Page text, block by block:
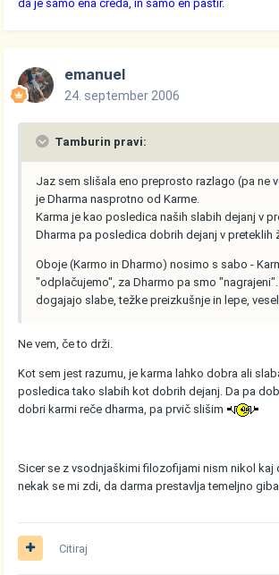
da je samo ena čreda, in samo en pastir.
emanuel
24. september 2006
Tamburin pravi:
Jaz sem slišala eno preprosto razlago (pa ne
je Dharma nasprotno od Karme.
Karma je kao posledica naših slabih dejanj v
Dharma pa posledica dobrih dejanj v preteklih
Oboje (Karmo in Dharmo) nosimo s sabo -
"odplačujemo", za Dharmo pa smo
dogajajo slabe, težke preizkušnje in lepe,
Ne vem, če to drži.
Kot sem jest razumu, je karma lahko dobra ali
posledica tako slabih kot dobrih dejanj. Da pa
dobri karmi reče dharma, pa prvič slišim
Sicer se z vsodnjaškimi filozofijami nism nikol kaj
nekak se mi zdi, da darma prestavlja temeljno
Citiraj